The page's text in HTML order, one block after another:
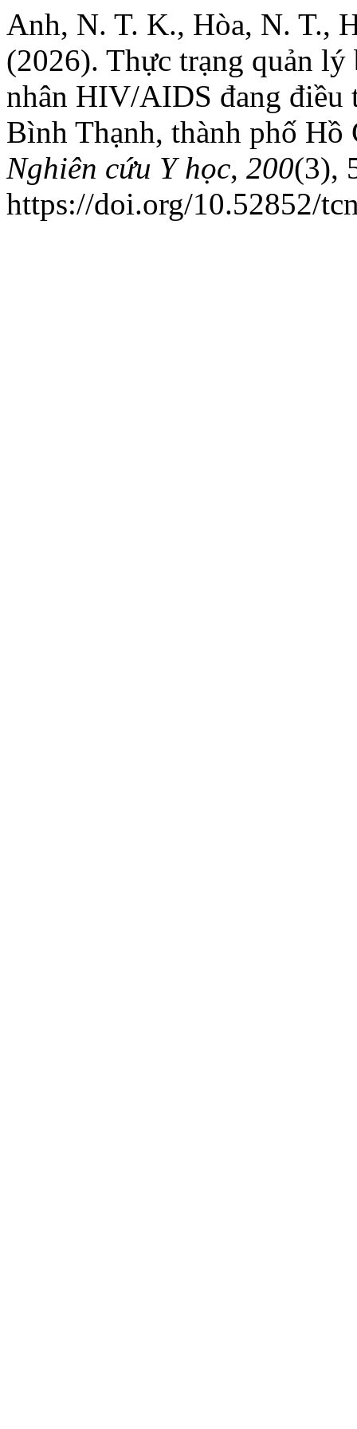
Anh, N. T. K., Hòa, N. T.,
(2026). Thực trạng quản
nhân HIV/AIDS đang điều
Bình Thạnh, thành phố
Nghiên cứu Y học, 200(3),
https://doi.org/10.52852/